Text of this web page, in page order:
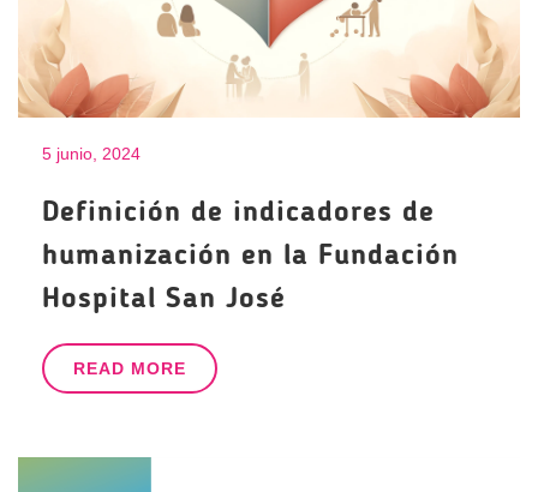
5 junio, 2024
Definición de indicadores de
humanización en la Fundación
Hospital San José
READ MORE